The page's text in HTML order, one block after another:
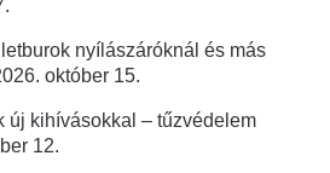
nyílászáróknál és más
október 15.
új kihívásokkal – tűzvédelem
12.